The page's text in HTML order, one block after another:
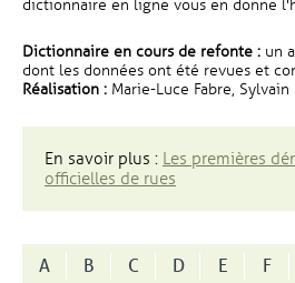
dictionnaire en ligne vous en donne
Dictionnaire en cours de refonte : un
dont les données ont été revues et
Réalisation : Marie-Luce Fabre,
En savoir plus : Les premières
officielles de rues
A B C D E F